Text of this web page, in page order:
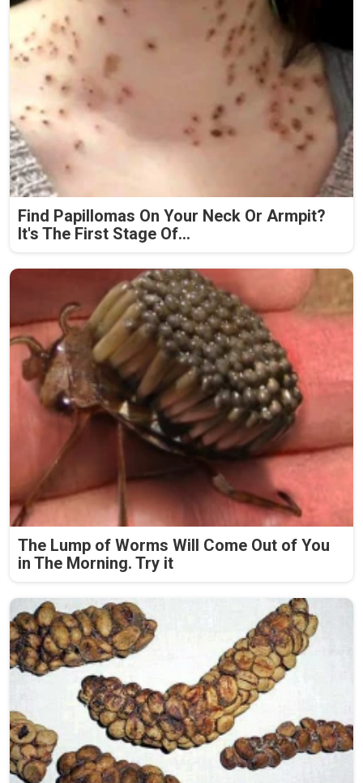
Find Papillomas On Your Neck Or Armpit?
It's The First Stage Of...
The Lump of Worms Will Come Out of You
in The Morning. Try it